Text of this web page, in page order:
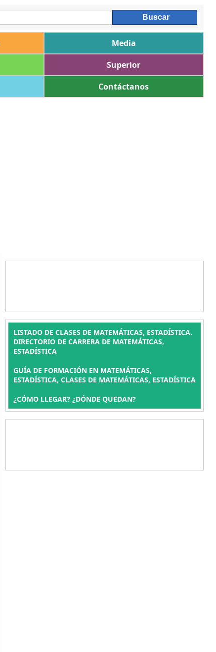
Media
Superior
Contáctanos
LISTADO DE CLASES DE MATEMÁTICAS, ESTADÍSTICA.
DIRECTORIO DE CARRERA DE MATEMÁTICAS,
ESTADÍSTICA
GUÍA DE FORMACIÓN EN MATEMÁTICAS,
ESTADÍSTICA, CLASES DE MATEMÁTICAS, ESTADÍSTICA
¿CÓMO LLEGAR? ¿DÓNDE QUEDAN?